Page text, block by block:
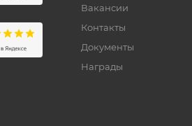
Вакансии
Контакты
Документы
Награды